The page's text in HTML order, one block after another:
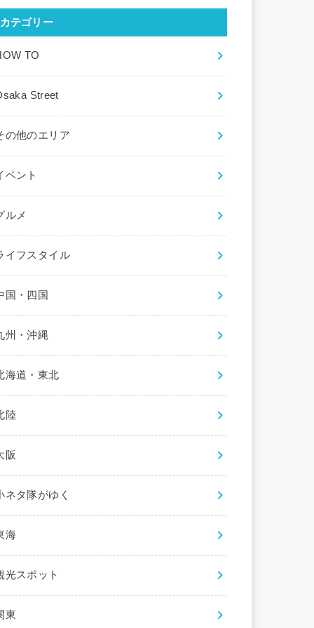
カテゴリー
TO
Street
の他のエリア
ベント
ルメ
イフスタイル
国・四国
州・沖縄
海道・東北
陸
阪
ネタ隊がゆく
海
光スポット
東